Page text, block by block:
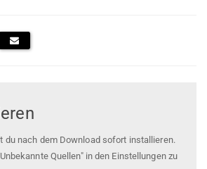
du nach dem Download sofort installieren.
Quellen" in den Einstellungen zu